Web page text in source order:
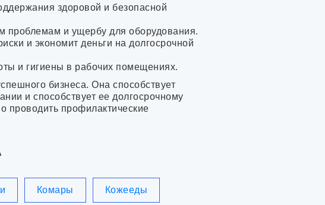
здоровой и безопасной
проблемам и ущербу для оборудования.
и экономит деньги на долгосрочной
и гигиены в рабочих помещениях.
бизнеса. Она способствует
и способствует ее долгосрочному
проводить профилактические
Комары Кожееды